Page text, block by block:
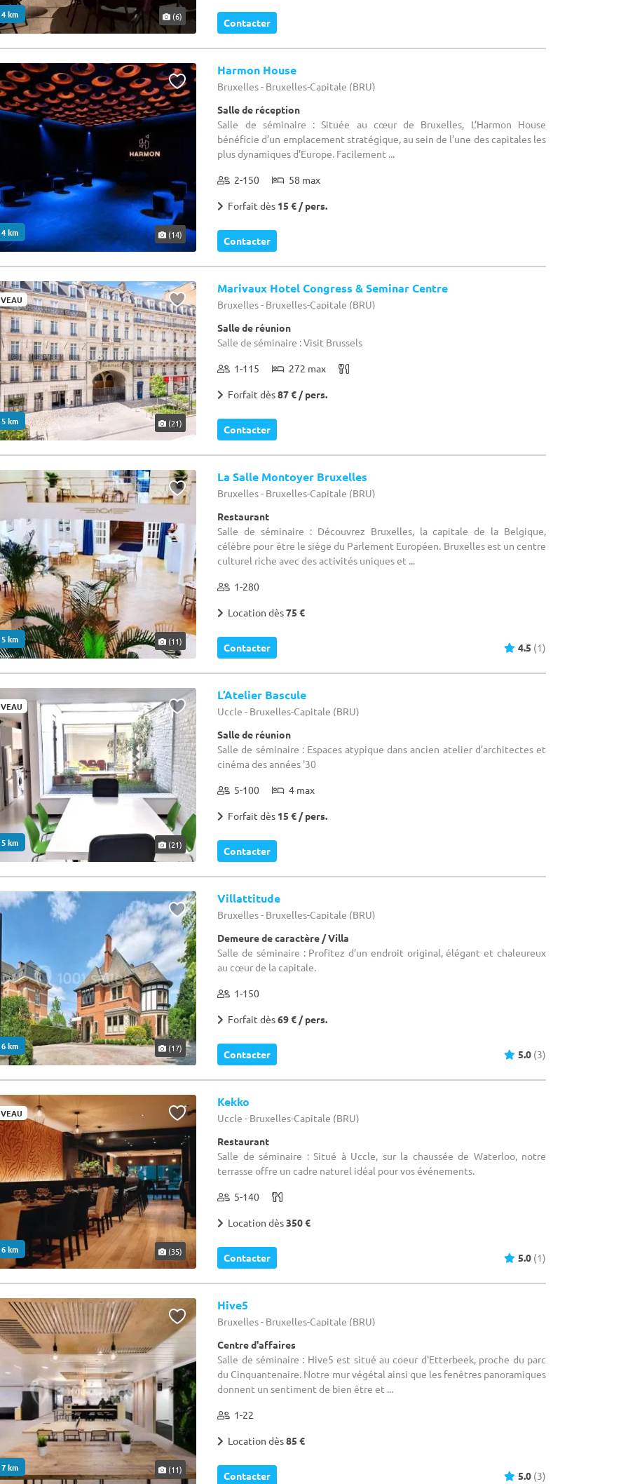
km (6) Contacter
km (14)
Harmon House
Bruxelles - Bruxelles-Capitale (BRU)
Salle de réception
Salle de séminaire : Située au cœur de Bruxelles, L’Harmon House
bénéficie d’un emplacement stratégique, au sein de l’une des capitales les
plus dynamiques d’Europe. Facilement ...
2-150 58 max
Forfait dès 15 € / pers.
Contacter
km (21)
Marivaux Hotel Congress & Seminar Centre
Bruxelles - Bruxelles-Capitale (BRU)
Salle de réunion
Salle de séminaire : Visit Brussels
1-115 272 max
Forfait dès87 € / pers.
Contacter
km (11)
La Salle Montoyer Bruxelles
Bruxelles - Bruxelles-Capitale (BRU)
Restaurant
Salle de séminaire : Découvrez Bruxelles, la capitale de la Belgique,
célèbre pour être le siège du Parlement Européen. Bruxelles est un centre
culturel riche avec des activités uniques et ...
1-280
Location dès75 €
Contacter 4.5 (1)
km (21)
L’Atelier Bascule
Uccle - Bruxelles-Capitale (BRU)
Salle de réunion
Salle de séminaire : Espaces atypique dans ancien atelier d’architectes et
cinéma des années '30
5-100 4 max
Forfait dès 15 € / pers.
Contacter
km (17)
Villattitude
Bruxelles - Bruxelles-Capitale (BRU)
Demeure de caractère / Villa
Salle de séminaire : Profitez d’un endroit original, élégant et chaleureux
au cœur de la capitale.
1-150
Forfait dès69 € / pers.
Contacter 5.0 (3)
km (35)
Kekko
Uccle - Bruxelles-Capitale (BRU)
Restaurant
Salle de séminaire : Situé à Uccle, sur la chaussée de Waterloo, notre
terrasse offre un cadre naturel idéal pour vos événements.
5-140
Location dès350 €
Contacter 5.0 (1)
km (11)
Hive5
Bruxelles - Bruxelles-Capitale (BRU)
Centre d'affaires
Salle de séminaire : Hive5 est situé au coeur d'Etterbeek, proche du parc
du Cinquantenaire. Notre mur végétal ainsi que les fenêtres panoramiques
donnent un sentiment de bien être et ...
1-22
Location dès85 €
Contacter 5.0 (3)